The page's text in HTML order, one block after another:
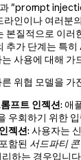
"prompt
인이나 여러분
본질적으로 이러
추가 단계는 특
사용에 대해 가
위협 모델을 가
프트 인젝션: 애
우회하기 위한
젝션: 사용자는
함된 서드파티
하는 경우입니